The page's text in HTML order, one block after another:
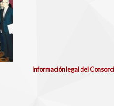
Información legal del